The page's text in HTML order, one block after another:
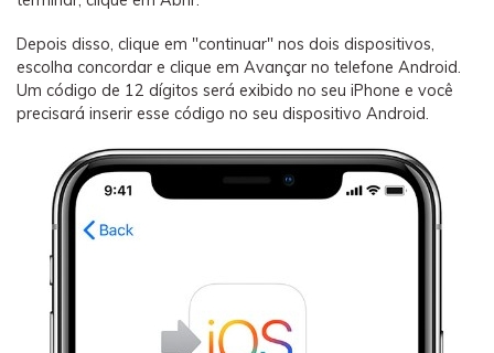
Depois disso, clique em "continuar" nos dois dispositivos,
escolha concordar e clique em Avançar no telefone Android.
Um código de 12 dígitos será exibido no seu iPhone e você
precisará inserir esse código no seu dispositivo Android.